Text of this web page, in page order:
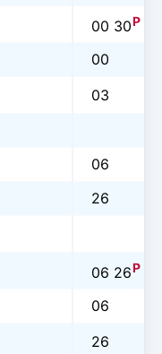
00 30P
00
03
06
26
06 26P
06
26